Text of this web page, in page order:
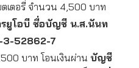
เตอรี่ จำนวน 4,500 บาท
ยูโอบี ชื่อบัญชี น.ส.นันท
3-52862-7
บาท โอนเงินผ่าน บัญชี